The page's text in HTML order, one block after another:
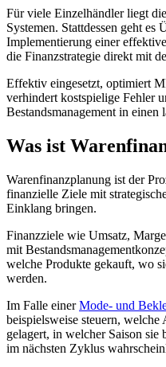
Für viele Einzelhändler liegt
Systemen. Stattdessen geht
Implementierung einer
die Finanzstrategie direkt mit
Effektiv eingesetzt, optimiert
verhindert kostspielige Fehler
Bestandsmanagement in
Was ist
Warenfinanzplanung ist der
finanzielle Ziele mit
Einklang bringen.
Finanzziele wie Umsatz,
mit
welche Produkte gekauft, wo
werden.
Im Falle einerMode- und
beispielsweise steuern,
gelagert, in welcher Saison
im nächsten Zyklus